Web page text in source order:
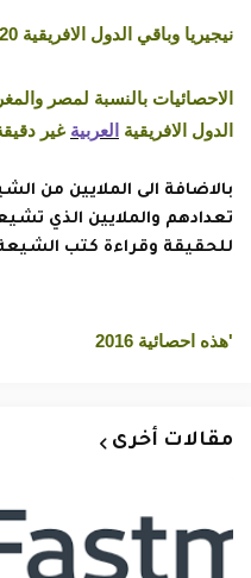
نيجيريا وباقي الدول الافريقية 20 مليون متشيع بفضل الله
الاحصائيات بالنسبة لمصر
الدول الافريقية العربية غير
بالاضافة الى الملايين من
تعدادهم والملايين الذي
للحقيقة وقراءة كتب
'هذه احصائية 2016
مقالات أخرى